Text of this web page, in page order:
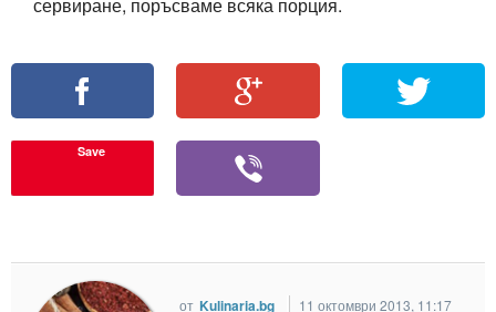
Save
от Kulinaria.bg
11 октомври 2013, 11:17